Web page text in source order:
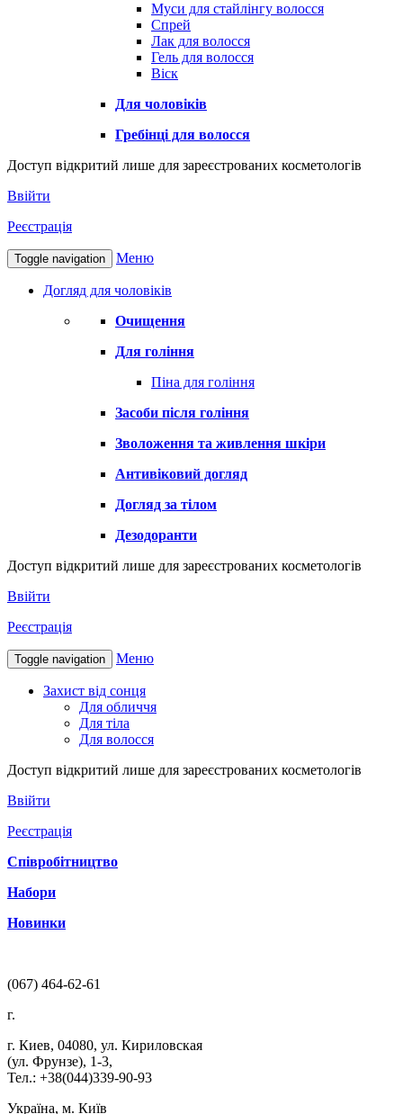
Муси для стайлінгу волосся
Спрей
Лак для волосся
Гель для волосся
Віск
Для чоловіків
Гребінці для волосся
Доступ відкритий лише для зареєстрованих косметологів
Ввійти
Реєстрація
Toggle navigation Меню
Догляд для чоловіків
Очищення
Для гоління
Піна для гоління
Засоби після гоління
Зволоження та живлення шкіри
Антивіковий догляд
Догляд за тілом
Дезодоранти
Доступ відкритий лише для зареєстрованих косметологів
Ввійти
Реєстрація
Toggle navigation Меню
Захист від сонця
Для обличчя
Для тіла
Для волосся
Доступ відкритий лише для зареєстрованих косметологів
Ввійти
Реєстрація
Співробітництво
Набори
Новинки
(067) 464-62-61
г.
г. Киев, 04080, ул. Кириловская
(ул. Фрунзе), 1-3,
Тел.: +38(044)339-90-93
Україна, м. Київ